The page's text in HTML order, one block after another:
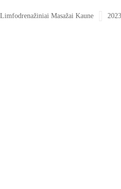
Limfodrenažiniai Masažai Kaune